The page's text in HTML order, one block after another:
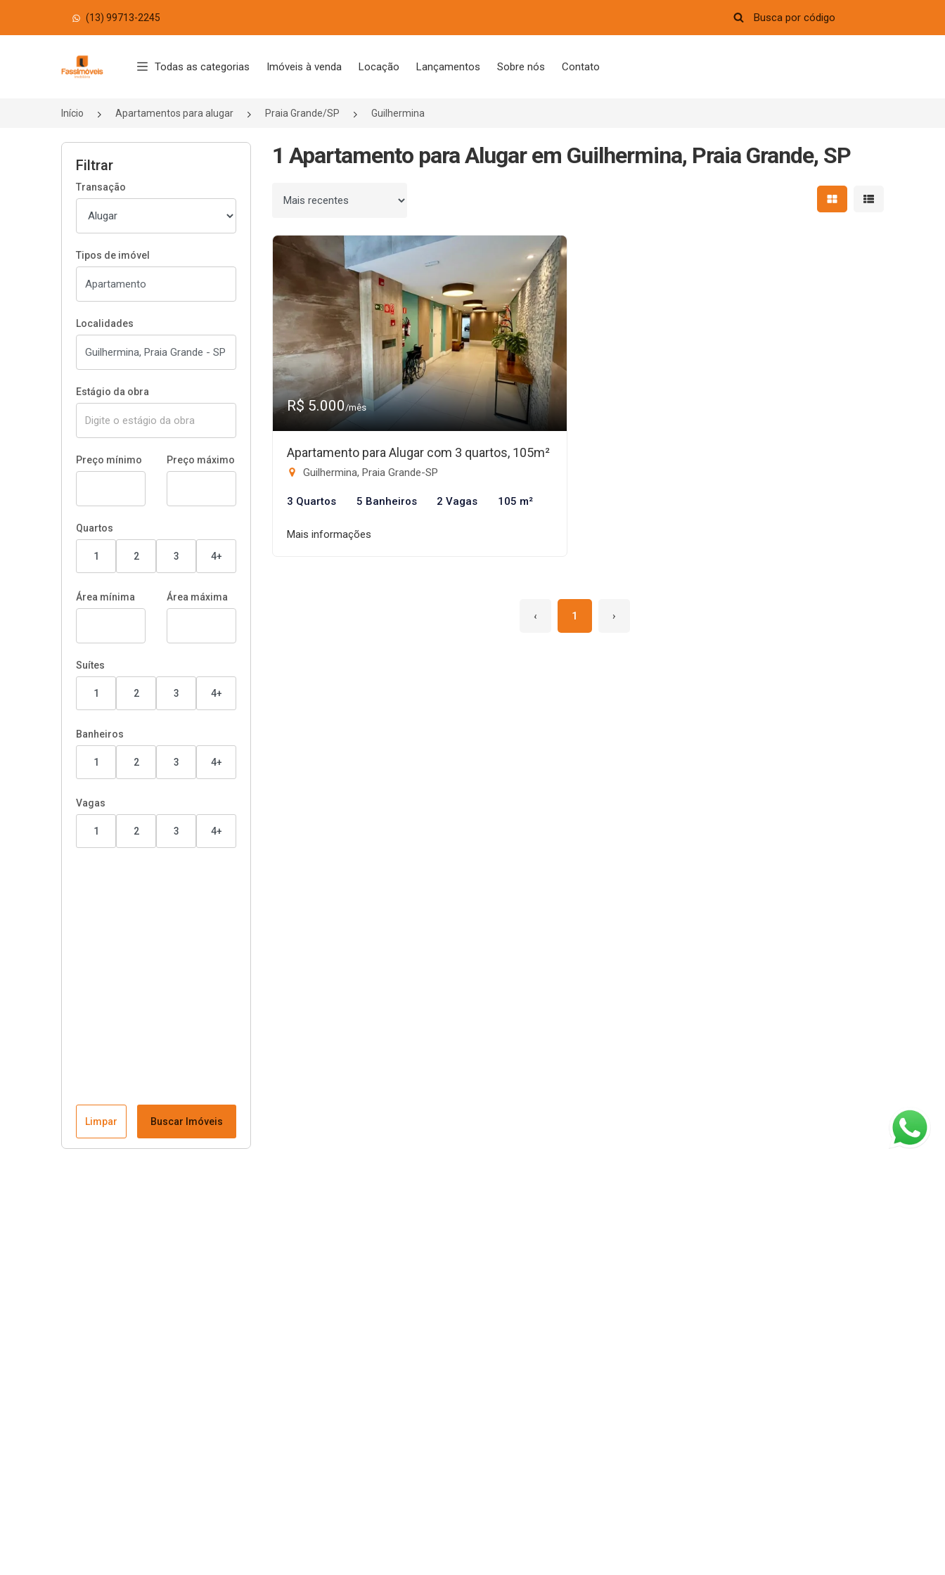
(13) 99713-2245
Página inicial
Todas as categorias Imóveis à venda Locação Lançamentos Sobre nós Contato
Início Apartamentos para alugar Praia Grande/SP Guilhermina
Filtrar
Transação
Tipos de imóvel
Localidades
Estágio da obra
Preço mínimo Preço máximo
Quartos
1 2 3 4+
Área mínima Área máxima
Suítes
1 2 3 4+
Banheiros
1 2 3 4+
Vagas
1 2 3 4+
Limpar Buscar Imóveis
1 Apartamento para Alugar em Guilhermina, Praia Grande, SP
Ordenar por Mostrar resultados em
Mostrar
R$ 5.000/mês
Apartamento para Alugar com 3 quartos, 105m²
Guilhermina, Praia Grande-SP
3 Quartos 5 Banheiros 2 Vagas 105 m²
Mais informações
‹ 1 ›